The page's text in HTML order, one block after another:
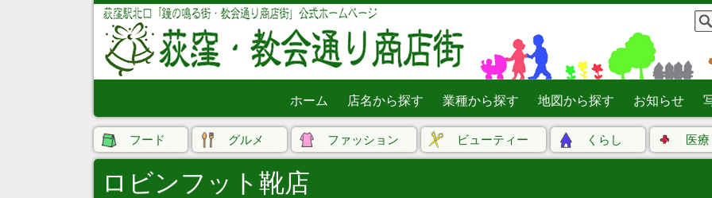
ホーム 店名から探す 業種から探す 地図から探す お知らせ
フード グルメ ファッション ビューティー くらし 医
ロビンフット靴店